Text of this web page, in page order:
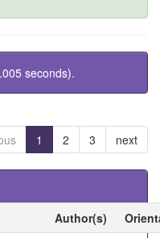
seconds).
1 2 3 next
Author(s)